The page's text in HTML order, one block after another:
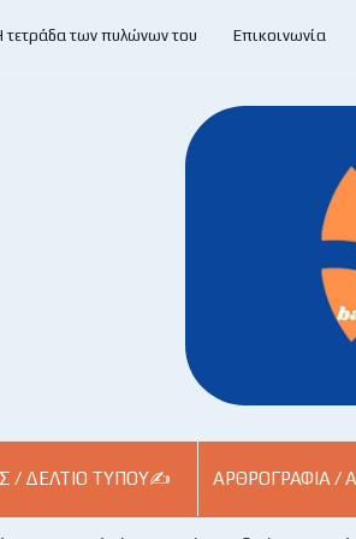
τετράδα των πυλώνων του Επικοινωνία
/ ΔΕΛΤΊΟ ΤΎΠΟΥ✍ ΑΡΘΡΟΓΡΑΦΊΑ /